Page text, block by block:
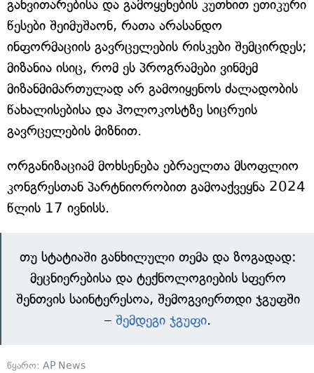
განვითარებისა და გამოყენების კუთხით ეთიკური
წესები შეიმუშაონ, რათა არასანდო
ინფორმაციის გავრცელების რისკები შემცირდეს;
მიზანია ისიც, რომ ეს პროგრამები ვინმემ
მიზანმიმართულად არ გამოიყენოს ძალადობის
წახალისებისა და ჰოლოკოსტზე სიცრუის
გავრცელების მიზნით.
ორგანიზაციამ მოხსენება ებრაელთა მსოფლიო
კონგრესთან პარტნიორობით გამოაქვეყნა 2024
წლის 17 ივნისს.
თუ სტატიაში განხილული თემა და ზოგადად:
მეცნიერებისა და ტექნოლოგიების სფერო
შენთვის საინტერესოა, შემოგვიერთდი ჯგუფში
– შემდეგი ჯგუფი.
წყარო: AP News